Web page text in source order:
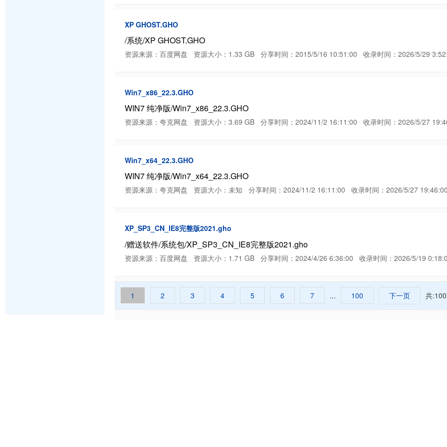
XP GHOST.GHO
/系统/XP GHOST.GHO
资源来源：百度网盘 资源大小：1.33 GB 分享时间：2015/5/16 10:51:00 收录时间：2026/5/29
Win7_x86_22.3.GHO
WIN7 纯净版/Win7_x86_22.3.GHO
资源来源：夸克网盘 资源大小：3.69 GB 分享时间：2024/11/2 16:11:00 收录时间：2026/5/27
Win7_x64_22.3.GHO
WIN7 纯净版/Win7_x64_22.3.GHO
资源来源：夸克网盘 资源大小：未知 分享时间：2024/11/2 16:11:00 收录时间：2026/5/27 19:46:00
XP_SP3_CN_IE8完整版2021.gho
/赠送软件/系统包/XP_SP3_CN_IE8完整版2021.gho
资源来源：百度网盘 资源大小：1.71 GB 分享时间：2024/4/26 6:36:00 收录时间：2026/5/19
1 2 3 4 5 6 7 ... 100 下一页 共